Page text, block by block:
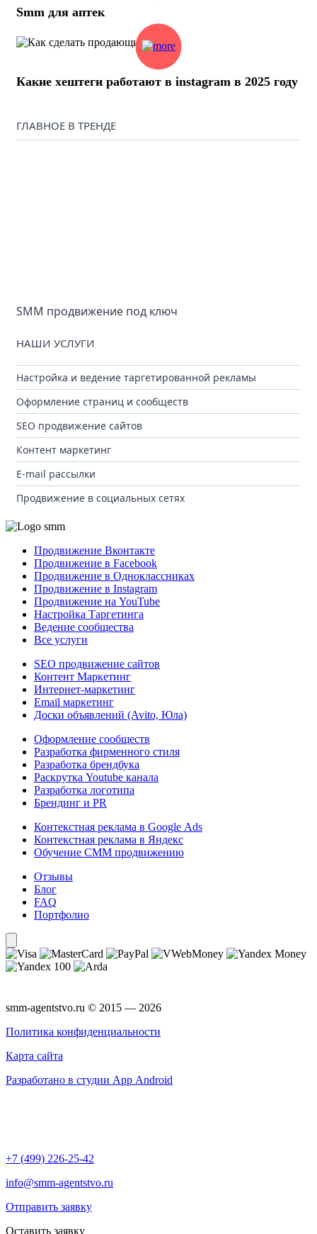
Smm для аптек
Какие хештеги работают в instagram в 2025 году
ГЛАВНОЕ В ТРЕНДЕ
SMM продвижение под ключ
НАШИ УСЛУГИ
Настройка и ведение таргетированной рекламы
Оформление страниц и сообществ
SEO продвижение сайтов
Контент маркетинг
E-mail рассылки
Продвижение в социальных сетях
Продвижение Вконтакте
Продвижение в Facebook
Продвижение в Одноклассниках
Продвижение в Instagram
Продвижение на YouTube
Настройка Таргетинга
Ведение сообщества
Все услуги
SEO продвижение сайтов
Контент Маркетинг
Интернет-маркетинг
Email маркетинг
Доски объявлений (Avito, Юла)
Оформление сообществ
Разработка фирменного стиля
Разработка брендбука
Раскрутка Youtube канала
Разработка логотипа
Брендинг и PR
Контекстная реклама в Google Ads
Контекстная реклама в Яндекс
Обучение СММ продвижению
Отзывы
Блог
FAQ
Портфолио
smm-agentstvo.ru © 2015 — 2026
Политика конфиденциальности
Карта сайта
Разработано в студии App Android
+7 (499) 226-25-42
info@smm-agentstvo.ru
Отправить заявку
Оставить заявку